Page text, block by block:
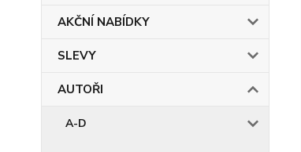
AKČNÍ NABÍDKY
SLEVY
AUTOŘI
A-D